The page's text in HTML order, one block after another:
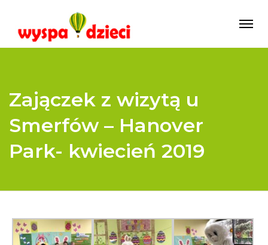
Zajączek z wizytą u
Smerfów – Hanover
Park- kwiecień 2019